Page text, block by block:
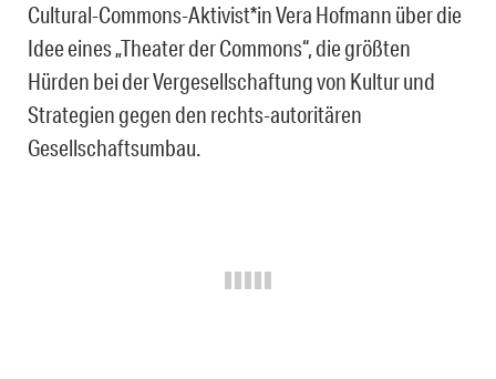
Cultural-Commons-Aktivist*in Vera Hofmann über die
Idee eines „Theater der Commons“, die größten
Hürden bei der Vergesellschaftung von Kultur und
Strategien gegen den rechts-autoritären
Gesellschaftsumbau.